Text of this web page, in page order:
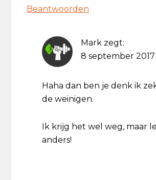
Beantwoorden
Mark zegt:
8 september 2017
Haha dan ben je denk ik
de weinigen.
Ik krijg het wel weg, maar
anders!